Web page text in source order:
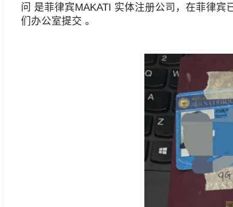
问 是菲律宾MAKATI 实体注册公司，在菲律
们办公室提交 。